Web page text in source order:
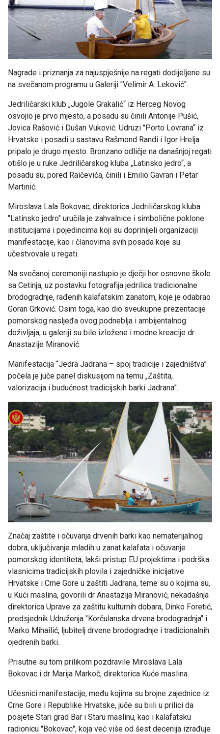
Nagrade i priznanja za najuspješnije na regati dodijeljene su
na svečanom programu u Galeriji "Velimir A. Leković".
Jedriličarski klub „Jugole Grakalić“ iz Herceg Novog
osvojio je prvo mjesto, a posadu su činili Antonije Pušić,
Jovica Rašović i Dušan Vuković. Udruzi "Porto Lovrana“ iz
Hrvatske i posadi u sastavu Rašmond Randi i Igor Hrelja
pripalo je drugo mjesto. Bronzano odličje na današnjoj regati
otišlo je u ruke Jedriličarskog kluba „Latinsko jedro“, a
posadu su, pored Raičevića, činili i Emilio Gavran i Petar
Martinić.
Miroslava Lala Bokovac, direktorica Jedriličarskog kluba
"Latinsko jedro" uručila je zahvalnice i simbolične poklone
institucijama i pojedincima koji su doprinijeli organizaciji
manifestacije, kao i članovima svih posada koje su
učestvovale u regati.
Na svečanoj ceremoniji nastupio je dječji hor osnovne škole
sa Cetinja, uz postavku fotografija jedrilica tradicionalne
brodogradnje, rađenih kalafatskim zanatom, koje je odabrao
Goran Grković. Osim toga, kao dio sveukupne prezentacije
pomorskog nasljeđa ovog podneblja i ambijentalnog
doživljaja, u galeriji su bile izložene i modne kreacije dr
Anastazije Miranović.
Manifestacija “Jedra Jadrana – spoj tradicije i zajedništva”
počela je juče panel diskusijom na temu „Zaštita,
valorizacija i budućnost tradicijskih barki Jadrana”.
Značaj zaštite i očuvanja drvenih barki kao nematerijalnog
dobra, uključivanje mladih u zanat kalafata i očuvanje
pomorskog identiteta, lakši pristup EU projektima i podrška
vlasnicima tradicijskih plovila i zajedničke inicijative
Hrvatske i Crne Gore u zaštiti Jadrana, teme su o kojima su,
u Kući maslina, govorili dr Anastazija Miranović, nekadašnja
direktorica Uprave za zaštitu kulturnih dobara, Dinko Foretić,
predsjednik Udruženja "Korčulanska drvena brodogradnja" i
Marko Mihailić, ljubitelj drvene brodogradnje i tradicionalnih
ojedrenih barki.
Prisutne su tom prilikom pozdravile Miroslava Lala
Bokovac i dr Marija Markoč, direktorica Kuće maslina.
Učesnici manifestacije, među kojima su brojne zajednice iz
Crne Gore i Republike Hrvatske, juče su biili u prilici da
posjete Stari grad Bar i Staru maslinu, kao i kalafatsku
radionicu "Bokovac", koja već više od šest decenija izrađuje